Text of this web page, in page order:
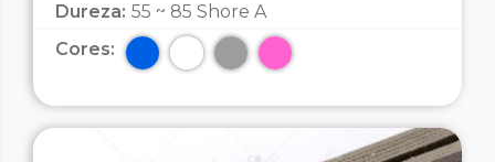
Dureza: 55 ~ 85 Shore A
Cores: